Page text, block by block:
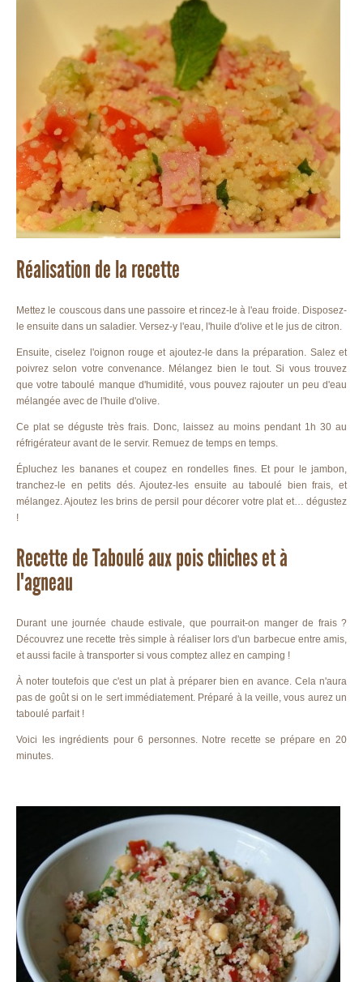
Réalisation de la recette
Mettez le couscous dans une passoire et rincez-le à l'eau froide. Disposez-
le ensuite dans un saladier. Versez-y l'eau, l'huile d'olive et le jus de citron.
Ensuite, ciselez l'oignon rouge et ajoutez-le dans la préparation. Salez et
poivrez selon votre convenance. Mélangez bien le tout. Si vous trouvez
que votre taboulé manque d'humidité, vous pouvez rajouter un peu d'eau
mélangée avec de l'huile d'olive.
Ce plat se déguste très frais. Donc, laissez au moins pendant 1h 30 au
réfrigérateur avant de le servir. Remuez de temps en temps.
Épluchez les bananes et coupez en rondelles fines. Et pour le jambon,
tranchez-le en petits dés. Ajoutez-les ensuite au taboulé bien frais, et
mélangez. Ajoutez les brins de persil pour décorer votre plat et… dégustez
!
Recette de Taboulé aux pois chiches et à
l'agneau
Durant une journée chaude estivale, que pourrait-on manger de frais ?
Découvrez une recette très simple à réaliser lors d'un barbecue entre amis,
et aussi facile à transporter si vous comptez allez en camping !
À noter toutefois que c'est un plat à préparer bien en avance. Cela n'aura
pas de goût si on le sert immédiatement. Préparé à la veille, vous aurez un
taboulé parfait !
Voici les ingrédients pour 6 personnes. Notre recette se prépare en 20
minutes.